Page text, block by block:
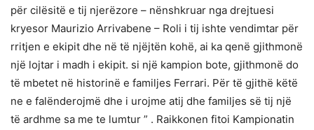
për cilësitë e tij njerëzore – nënshkruar nga drejtuesi
kryesor Maurizio Arrivabene – Roli i tij ishte vendimtar për
rritjen e ekipit dhe në të njëjtën kohë, ai ka qenë gjithmonë
një lojtar i madh i ekipit. si një kampion bote, gjithmonë do
të mbetet në historinë e familjes Ferrari. Për të gjithë këtë
ne e falënderojmë dhe i urojme atij dhe familjes së tij një
të ardhme sa me te lumtur ” . Raikkonen fitoi Kampionatin